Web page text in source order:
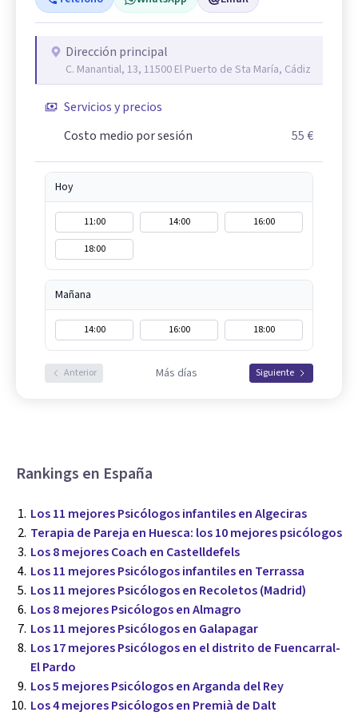
Dirección principal
C. Manantial, 13, 11500 El Puerto de Sta María, Cádiz
Servicios y precios
Costo medio por sesión
55 €
Hoy
11:00 14:00
16:00
18:00
Mañana
14:00 16:00 18:00
Anterior Más días Siguiente
Rankings en España
Los 11 mejores Psicólogos infantiles en Algeciras
Terapia de Pareja en Huesca: los 10 mejores psicólogos
Los 8 mejores Coach en Castelldefels
Los 11 mejores Psicólogos infantiles en Terrassa
Los 11 mejores Psicólogos en Recoletos (Madrid)
Los 8 mejores Psicólogos en Almagro
Los 11 mejores Psicólogos en Galapagar
Los 17 mejores Psicólogos en el distrito de Fuencarral-
El Pardo
Los 5 mejores Psicólogos en Arganda del Rey
Los 4 mejores Psicólogos en Premià de Dalt